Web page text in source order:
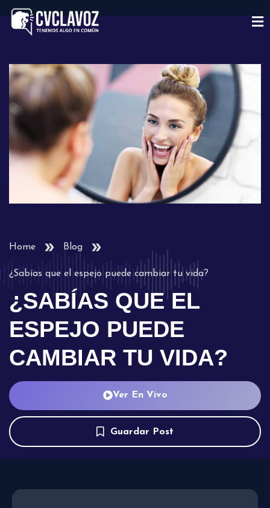
Home Blog
¿Sabías que el espejo puede cambiar tu vida?
¿SABÍAS QUE EL
ESPEJO PUEDE
CAMBIAR TU VIDA?
Ver En Vivo
Guardar Post